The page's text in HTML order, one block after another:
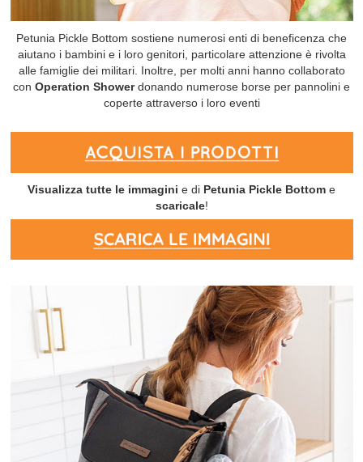
Petunia Pickle Bottom sostiene numerosi enti di beneficenza che
aiutano i bambini e i loro genitori, particolare attenzione è rivolta
alle famiglie dei militari. Inoltre, per molti anni hanno collaborato
con Operation Showerdonando numerose borse per pannolini e
coperte attraverso i loro eventi
Visualizza tutte le immagini e di Petunia Pickle Bottom e
scaricale!